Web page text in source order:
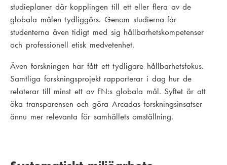
studieplaner där kopplingen till ett eller flera av de
globala målen tydliggörs. Genom studierna får
studenterna även tidigt med sig hållbarhetskompetenser
och professionell etisk medvetenhet.
Även forskningen har fått ett tydligare hållbarhetsfokus.
Samtliga forskningsprojekt rapporterar i dag hur de
relaterar till minst ett av FN:s globala mål. Syftet är att
öka transparensen och göra Arcadas forskningsinsatser
ännu mer relevanta för samhällets omställning.